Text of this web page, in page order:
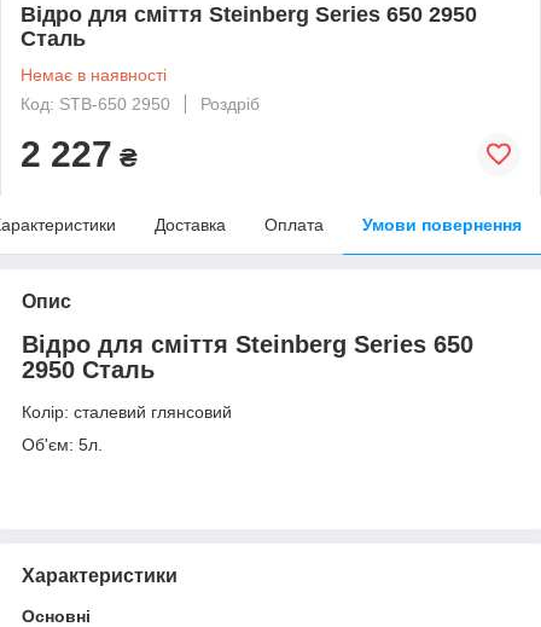
Відро для сміття Steinberg Series 650 2950
Сталь
Немає в наявності
Код: STB-650 2950
Роздріб
2 227 ₴
Доставка Оплата Умови повернення
Опис
Відро для сміття Steinberg Series 650
2950 Сталь
Колір: сталевий глянсовий
Об'єм: 5л.
Характеристики
Основні